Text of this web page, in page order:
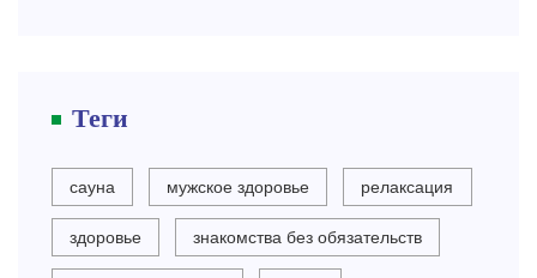
Теги
сауна мужское здоровье релаксация
здоровье знакомства без обязательств